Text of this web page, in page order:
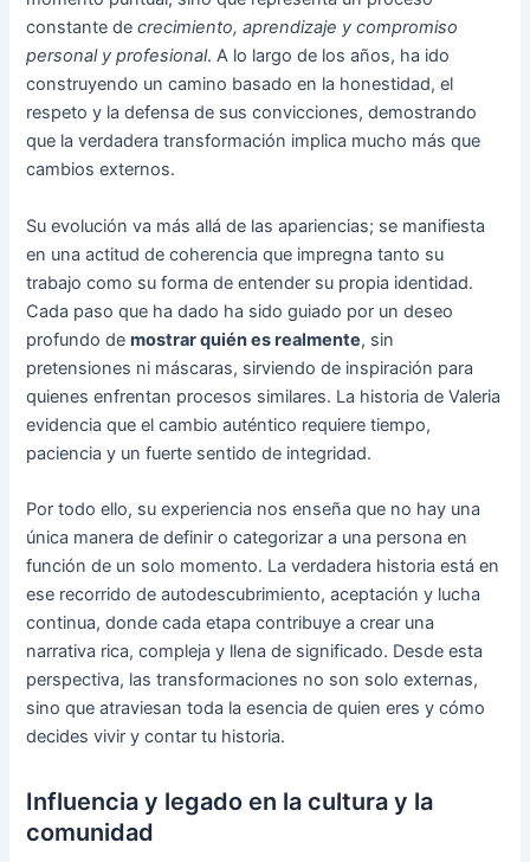
constante decrecimiento, aprendizaje y compromiso
personal y profesional. A lo largo de los años, ha ido
construyendo un camino basado en la honestidad, el
respeto y la defensa de sus convicciones, demostrando
que la verdadera transformación implica mucho más que
cambios externos.
Su evolución va más allá de las apariencias; se manifiesta
en una actitud de coherencia que impregna tanto su
trabajo como su forma de entender su propia identidad.
Cada paso que ha dado ha sido guiado por un deseo
profundo demostrar quién es realmente, sin
pretensiones ni máscaras, sirviendo de inspiración para
quienes enfrentan procesos similares. La historia de Valeria
evidencia que el cambio auténtico requiere tiempo,
paciencia y un fuerte sentido de integridad.
Por todo ello, su experiencia nos enseña que no hay una
única manera de definir o categorizar a una persona en
función de un solo momento. La verdadera historia está en
ese recorrido de autodescubrimiento, aceptación y lucha
continua, donde cada etapa contribuye a crear una
narrativa rica, compleja y llena de significado. Desde esta
perspectiva, las transformaciones no son solo externas,
sino que atraviesan toda la esencia de quien eres y cómo
decides vivir y contar tu historia.
Influencia y legado en la cultura y la
comunidad